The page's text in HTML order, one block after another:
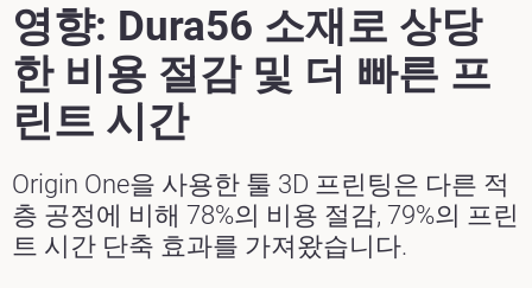
영향: Dura56 소재로 상당
한 비용 절감 및 더 빠른 프
린트 시간
Origin One을 사용한 툴 3D 프린팅은 다른 적
층 공정에 비해 78%의 비용 절감, 79%의 프린
트 시간 단축 효과를 가져왔습니다.